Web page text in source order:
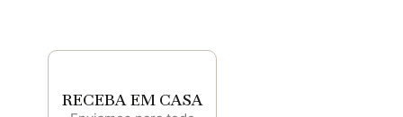
RECEBA EM CASA